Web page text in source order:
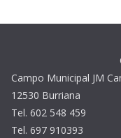
Campo Municipal JM
12530 Burriana
Tel. 602 548 459
Tel. 697 910393